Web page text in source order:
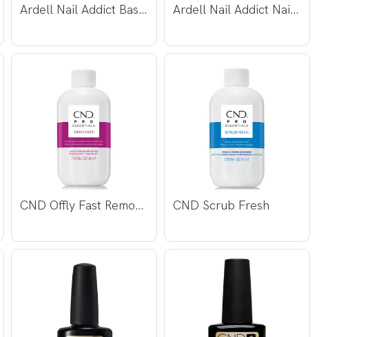
Ardell Nail Addict Base & Top Shield Ardell Nail Addict Nail Strengthener
CND Offly Fast Remover CND Scrub Fresh